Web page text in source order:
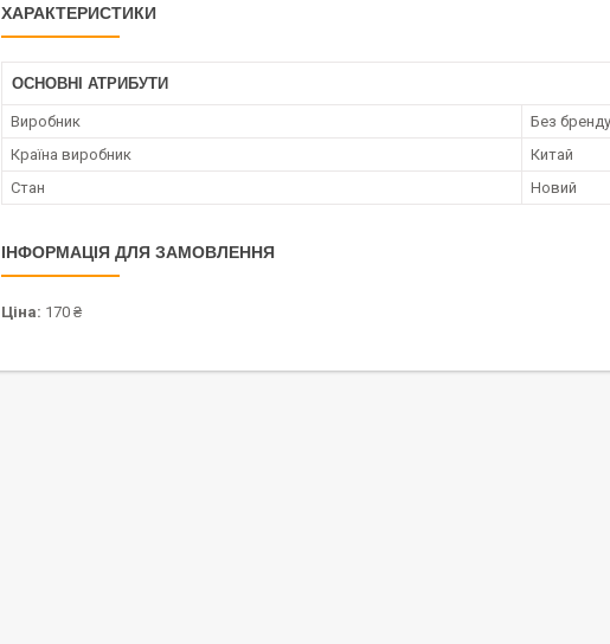
ХАРАКТЕРИСТИКИ
ОСНОВНІ АТРИБУТИ
Виробник
Без бренду
Країна виробник
Китай
Стан
Новий
ІНФОРМАЦІЯ ДЛЯ ЗАМОВЛЕННЯ
Ціна: 170 ₴